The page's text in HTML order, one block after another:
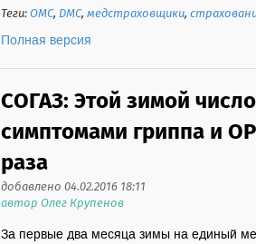
Теги:ОМС, ДМС,медстраховщики,
Полная версия
СОГАЗ: Этой зимой
симптомами гриппа и
раза
добавлено 04.02.2016 18:11
автор Олег Крупенов
За первые два месяца зимы на единый